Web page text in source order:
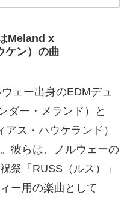
Meland x
ケン）の曲
ェー出身のEDMデュ
ダー・メランド）と
ス・ハウケランド）
彼らは、ノルウェーの
祭「RUSS（ルス）」
ー用の楽曲として